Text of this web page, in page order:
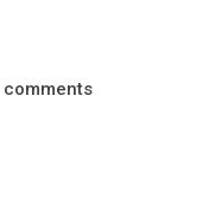
comments